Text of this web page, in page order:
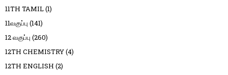
11TH TAMIL(1)
11வகுப்பு (141)
12 வகுப்பு (260)
12TH CHEMISTRY(4)
12TH ENGLISH (2)